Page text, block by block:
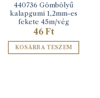
440736 Gömbölyű
kalapgumi 1,2mm-es
fekete 45m/vég
46 Ft
KOSÁRBA TESZEM